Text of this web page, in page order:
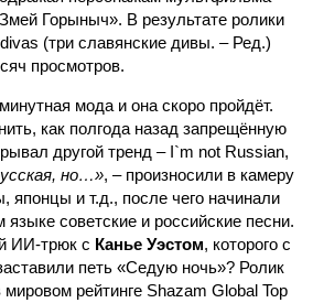
Горыныч». В результате ролики
(три славянские дивы. – Ред.)
просмотров.
мода и она скоро пройдёт.
как полгода назад запрещённую
другой тренд – I`m not Russian,
но…», – произносили в камеру
японцы и т.д., после чего начинали
языке советские и российские песни.
ИИ-трюк с Канье Уэстом, которого с
петь «Седую ночь»? Ролик
рейтинге Shazam Global Top